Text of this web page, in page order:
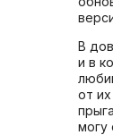
В
и в
от
могу